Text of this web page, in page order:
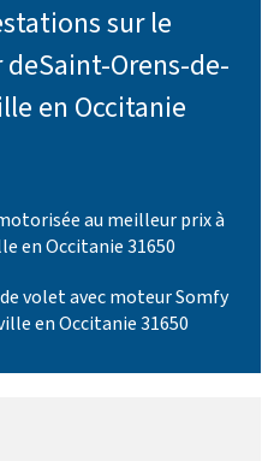
sur le
Orens-de-
en Occitanie
au meilleur prix à
en Occitanie 31650
volet avec moteur Somfy
en Occitanie 31650